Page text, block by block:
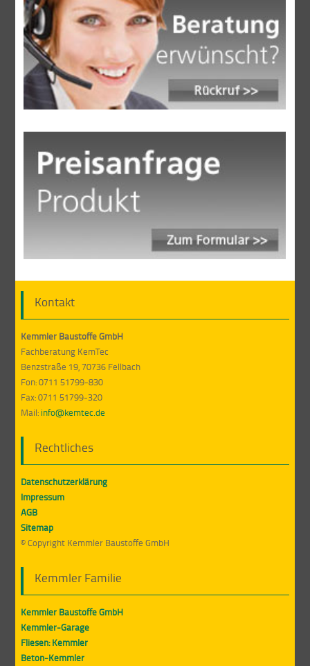
Kontakt
Kemmler Baustoffe GmbH
Fachberatung KemTec
Benzstraße 19, 70736 Fellbach
Fon: 0711 51799-830
Fax: 0711 51799-320
Mail: info@kemtec.de
Rechtliches
Datenschutzerklärung
Impressum
AGB
Sitemap
© Copyright Kemmler Baustoffe GmbH
Kemmler Familie
Kemmler Baustoffe GmbH
Kemmler-Garage
Fliesen: Kemmler
Beton-Kemmler